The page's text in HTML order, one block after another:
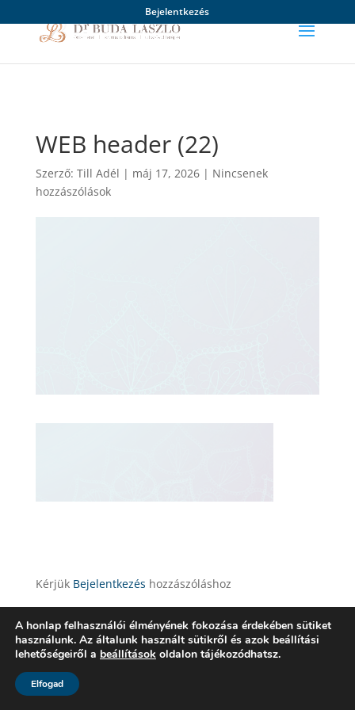
Bejelentkezés
WEB header (22)
Szerző: Till Adél | máj 17, 2026| Nincsenek
hozzászólások
Kérjük Bejelentkezés hozzászóláshoz
A honlap felhasználói élményének fokozása érdekében sütiket
használunk. Az általunk használt sütikről és azok beállítási
lehetőségeiről a beállítások oldalon tájékozódhatsz.
Elfogad